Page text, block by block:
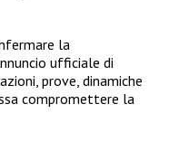
la
ufficiale di
prove, dinamiche
compromettere la